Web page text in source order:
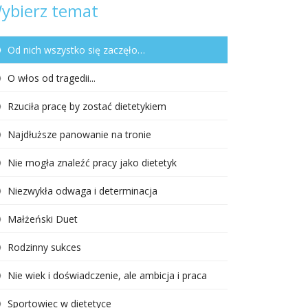
temat
Od nich wszystko się zaczęło…
O włos od tragedii...
Rzuciła pracę by zostać dietetykiem
Najdłuższe panowanie na tronie
Nie mogła znaleźć pracy jako dietetyk
Niezwykła odwaga i determinacja
Małżeński Duet
Rodzinny sukces
Nie wiek i doświadczenie, ale ambicja i praca
Sportowiec w dietetyce